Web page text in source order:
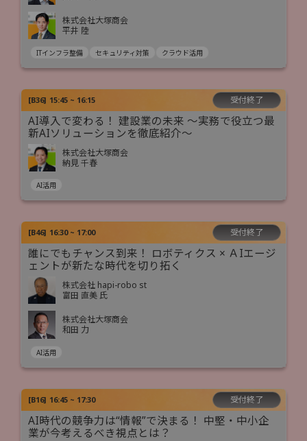
株式会社大塚商会
平井 陸
ITインフラ整備 セキュリティ対策 クラウド活用
[B36] 15:45 ~ 16:15 受付終了
AI導入で変わる！ 建設業の未来 ～実務で役立つ最
新AIソリューションを徹底紹介～
株式会社大塚商会
納見 千春
AI活用
[B46] 16:30 ~ 17:00 受付終了
誰にでもチャンス到来！ ロボティクス × ＡIエージ
ェントが新たな時代を切り拓く
株式会社 hapi-robo st
富田 直美 氏
株式会社大塚商会
和田 力
AI活用
[B16] 16:45 ~ 17:30 受付終了
AI時代の競争力は“情報”で決まる！ 中堅・中小企
業が今考えるべき視点とは？